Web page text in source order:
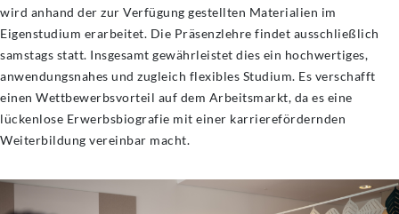
wird anhand der zur Verfügung gestellten Materialien im
Eigenstudium erarbeitet. Die Präsenzlehre findet ausschließlich
samstags statt. Insgesamt gewährleistet dies ein hochwertiges,
anwendungsnahes und zugleich flexibles Studium. Es verschafft
einen Wettbewerbsvorteil auf dem Arbeitsmarkt, da es eine
lückenlose Erwerbsbiografie mit einer karrierefördernden
Weiterbildung vereinbar macht.